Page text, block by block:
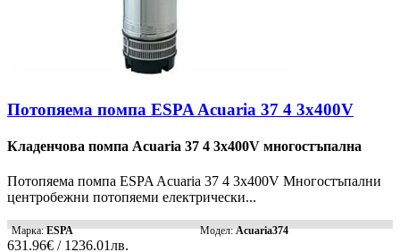
Потопяема помпа ESPA Acuaria 37 4 3x400V
Кладенчова помпа Acuaria 37 4 3x400V многостъпална
Потопяема помпа ESPA Acuaria 37 4 3x400V Многостъпални
центробежни потопяеми електрически...
Марка:ESPA Модел:Acuaria374
631.96€ / 1236.01лв.